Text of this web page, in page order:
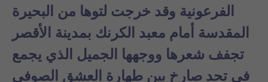
الفرعونية وقد خرجت لتوها من البحيرة
المقدسة أمام معبد الكرنك بمدينة الأقصر
تجفف شعرها ووجهها الجميل الذي يجمع
في تحد صارخ بين طهارة العشق الصوفي